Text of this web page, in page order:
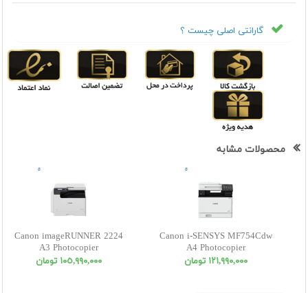
گارانتی اصلی چیست ؟
محصولات مشابه
Canon imageRUNNER 2224
A3 Photocopier
١٠٥,٩٩٠,٠٠٠ تومان
Canon i-SENSYS MF754Cdw
A4 Photocopier
١٢١,٩٩٠,٠٠٠ تومان